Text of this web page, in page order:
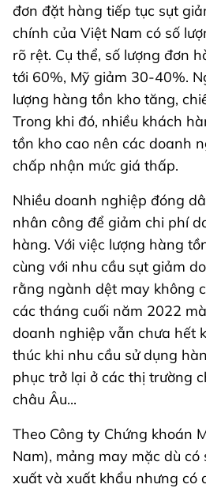
đơn đặt hàng tiếp tục sụt
chính của Việt Nam có số
rõ rệt. Cụ thể, số lượng đơn
tới 60%, Mỹ giảm 30-40%.
lượng hàng tồn kho tăng,
Trong khi đó, nhiều khách
tồn kho cao nên các doanh
chấp nhận mức giá thấp.
Nhiều doanh nghiệp đóng
nhân công để giảm chi phí
hàng. Với việc lượng hàng
cùng với nhu cầu sụt giảm
rằng ngành dệt may không
các tháng cuối năm 2022
doanh nghiệp vẫn chưa hết
thúc khi nhu cầu sử dụng
phục trở lại ở các thị trường
châu Âu...
Theo Công ty Chứng khoán
Nam), mảng may mặc dù
xuất và xuất khẩu nhưng có